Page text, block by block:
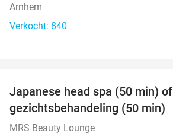
Arnhem
Verkocht: 840
Japanese head spa (50 min) of
gezichtsbehandeling (50 min)
MRS Beauty Lounge